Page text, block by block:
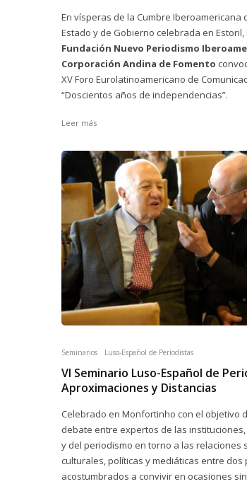
En vísperas de la Cumbre Iberoamericana
Estado y de Gobierno celebrada en Estoril,
Fundación Nuevo Periodismo
Corporación Andina de Fomento
XV Foro Eurolatinoamericano de
“Doscientos años de independencias”.
Leer más
Seminarios Luso-Español de Periodistas
VI Seminario Luso-Español de
Aproximaciones y Distancias
Celebrado en Monfortinho con el objetivo
debate entre expertos de las
y del periodismo en torno a las relaciones
culturales, políticas y mediáticas entre dos
acostumbrados a convivir en ocasiones